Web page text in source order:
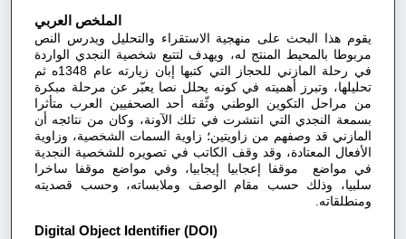
الملخص العربي
يقوم هذا البحث على منهجية الاستقراء والتحليل ويدرس النص
مربوطا بالمحيط المنتج له، ويهدف لتتبع شخصية النجدي الواردة
في رحلة المازني للحجاز التي كتبها إبان زيارته عام 1348ه ثم
تحليلها، وتبرز أهميته في كونه يحلل نصا يعبّر عن مرحلة مبكرة
من مراحل التكوين الوطني وثّقه أحد الصحفيين العرب متأثرا
بسمعة النجدي التي انتشرت في تلك الآونة، وكان من نتائجه أن
المازني قد وصفهم من زاويتين؛ زاوية السمات الشخصية، وزاوية
الأفعال المعتادة، وقد وقف الكاتب في تصويره للشخصية النجدية
في مواضع موقفا إعجابيا إيجابيا، وفي مواضع موقفا ساخرا
سلبيا، وذلك حسب مقام الوصف وملابساته، وحسب قصديته
ومنطلقاته.
Digital Object Identifier (DOI)